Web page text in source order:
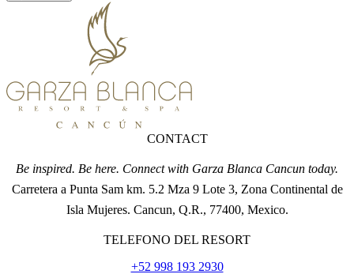
CONTACT
Be inspired. Be here. Connect with Garza Blanca Cancun today.
Carretera a Punta Sam km. 5.2 Mza 9 Lote 3, Zona Continental de
Isla Mujeres. Cancun, Q.R., 77400, Mexico.
TELEFONO DEL RESORT
+52 998 193 2930